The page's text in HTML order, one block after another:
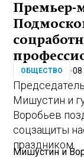
Премьер-
ОБЩЕСТВО 08
Мишустин и
Воробьев
соцзащиты
праздником.
Мишустин и